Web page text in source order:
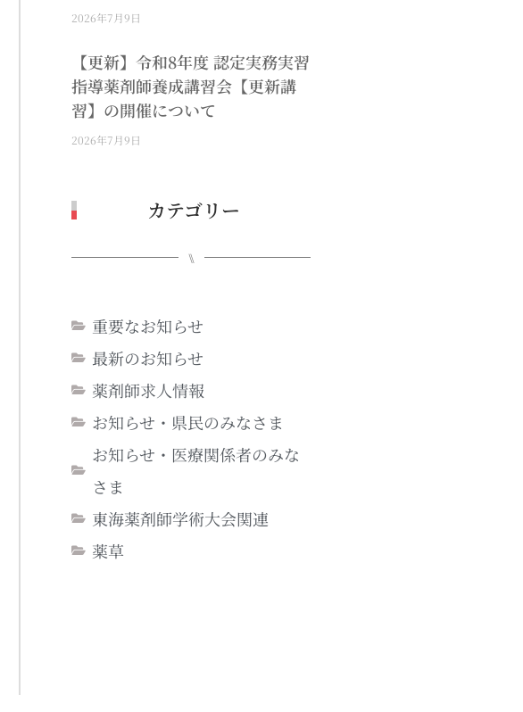
2026年7月9日
【更新】令和8年度 認定実務実習
指導薬剤師養成講習会【更新講
習】の開催について
2026年7月9日
カテゴリー
⑊
重要なお知らせ
最新のお知らせ
薬剤師求人情報
お知らせ・県民のみなさま
お知らせ・医療関係者のみな
さま
東海薬剤師学術大会関連
薬草